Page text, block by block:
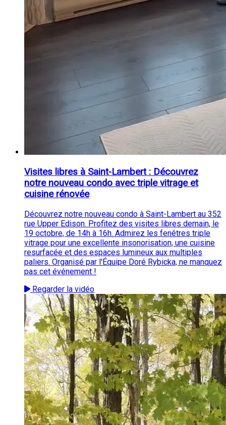
Visites libres à Saint-Lambert : Découvrez
notre nouveau condo avec triple vitrage et
cuisine rénovée
Découvrez notre nouveau condo à Saint-Lambert au 352
rue Upper Edison. Profitez des visites libres demain, le
19 octobre, de 14h à 16h. Admirez les fenêtres triple
vitrage pour une excellente insonorisation, une cuisine
resurfacée et des espaces lumineux aux multiples
paliers. Organisé par l'Équipe Doré Rybicka, ne manquez
pas cet événement !
Regarder la vidéo